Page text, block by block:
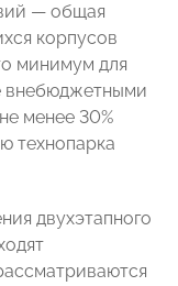
— общая
корпусов
минимум для
внебюджетными
менее 30%
технопарка
двухэтапного